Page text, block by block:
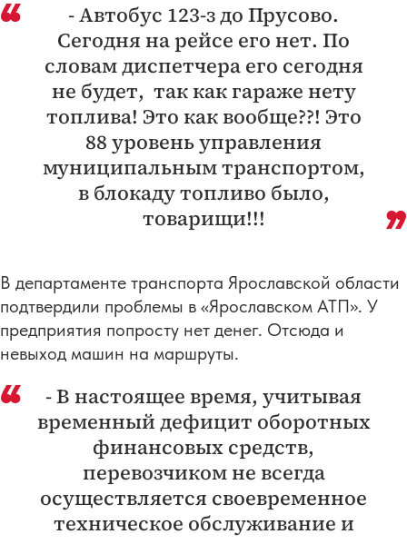
- Автобус 123-з до Прусово.
Сегодня на рейсе его нет. По
словам диспетчера его сегодня
не будет, так как гараже нету
топлива! Это как вообще??! Это
88 уровень управления
муниципальным транспортом,
в блокаду топливо было,
товарищи!!!
В департаменте транспорта Ярославской области
подтвердили проблемы в «Ярославском АТП». У
предприятия попросту нет денег. Отсюда и
невыход машин на маршруты.
- В настоящее время, учитывая
временный дефицит оборотных
финансовых средств,
перевозчиком не всегда
осуществляется своевременное
техническое обслуживание и